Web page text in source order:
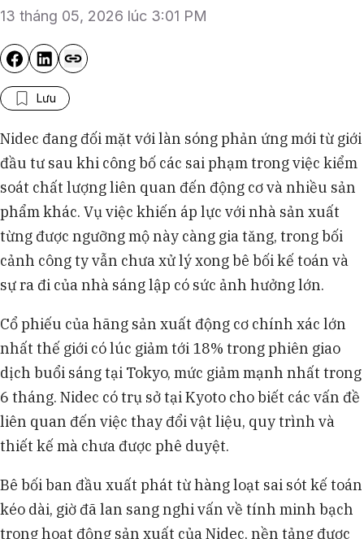
13 tháng 05, 2026 lúc 3:01 PM
Lưu
Nidec đang đối mặt với làn sóng phản ứng mới từ giới
đầu tư sau khi công bố các sai phạm trong việc kiểm
soát chất lượng liên quan đến động cơ và nhiều sản
phẩm khác. Vụ việc khiến áp lực với nhà sản xuất
từng được ngưỡng mộ này càng gia tăng, trong bối
cảnh công ty vẫn chưa xử lý xong bê bối kế toán và
sự ra đi của nhà sáng lập có sức ảnh hưởng lớn.
Cổ phiếu của hãng sản xuất động cơ chính xác lớn
nhất thế giới có lúc giảm tới 18% trong phiên giao
dịch buổi sáng tại Tokyo, mức giảm mạnh nhất trong
6 tháng. Nidec có trụ sở tại Kyoto cho biết các vấn đề
liên quan đến việc thay đổi vật liệu, quy trình và
thiết kế mà chưa được phê duyệt.
Bê bối ban đầu xuất phát từ hàng loạt sai sót kế toán
kéo dài, giờ đã lan sang nghi vấn về tính minh bạch
trong hoạt động sản xuất của Nidec, nền tảng được